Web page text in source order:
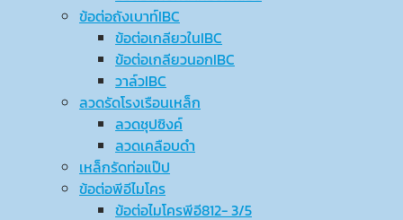
ข้อต่อถังเบาท์IBC
ข้อต่อเกลียวในIBC
ข้อต่อเกลียวนอกIBC
วาล์วIBC
ลวดรัดโรงเรือนเหล็ก
ลวดชุปซิงค์
ลวดเคลือบดำ
เหล็กรัดท่อแป๊ป
ข้อต่อพีอีไมโคร
ข้อต่อไมโครพีอี812- 3/5